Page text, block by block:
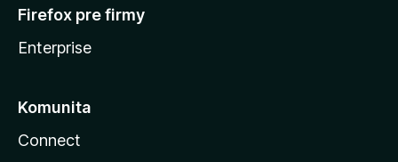
Firefox pre firmy
Enterprise
Komunita
Connect